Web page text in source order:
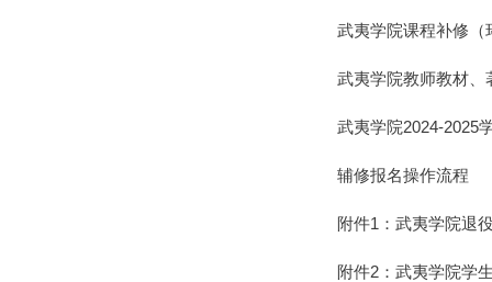
武夷学院课程补修（
武夷学院教师教材、
武夷学院2024-2025
辅修报名操作流程
附件1：武夷学院退
附件2：武夷学院学